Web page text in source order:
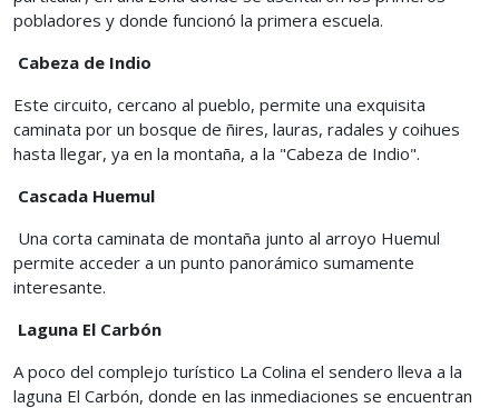
pobladores y donde funcionó la primera escuela.
Cabeza de Indio
Este circuito, cercano al pueblo, permite una exquisita
caminata por un bosque de ñires, lauras, radales y coihues
hasta llegar, ya en la montaña, a la "Cabeza de Indio".
Cascada Huemul
Una corta caminata de montaña junto al arroyo Huemul
permite acceder a un punto panorámico sumamente
interesante.
Laguna El Carbón
A poco del complejo turístico La Colina el sendero lleva a la
laguna El Carbón, donde en las inmediaciones se encuentran